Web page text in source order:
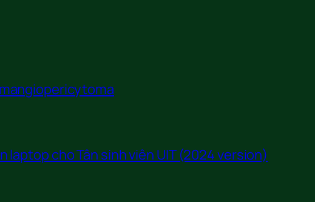
laptop cho Tân sinh viên UIT (2024 version)